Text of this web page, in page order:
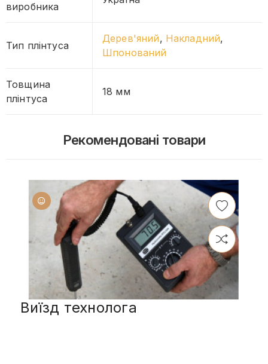
виробника
Тип плінтуса
Дерев'яний, Накладний,
Шпонований
Товщина
плінтуса
18 мм
Рекомендовані товари
Виїзд технолога